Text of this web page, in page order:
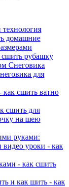
домашние
рубашку
Снеговика
для
как сшить ватно
сшить для
на шею
руками:
уроки - как
- как сшить
и как шить - как